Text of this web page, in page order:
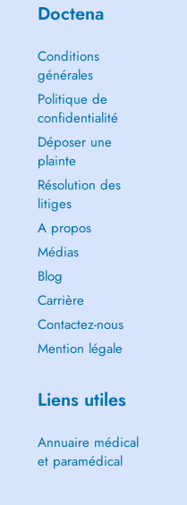
Doctena
Conditions
générales
Politique de
confidentialité
Déposer une
plainte
Résolution des
litiges
A propos
Médias
Blog
Carrière
Contactez-nous
Mention légale
Liens utiles
Annuaire médical
et paramédical